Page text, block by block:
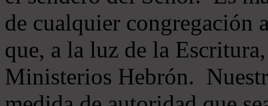
de cualquier congregación
que, a la luz de la
Ministerios Hebrón.